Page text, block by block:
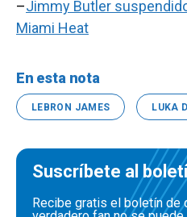
–Jimmy Butler
Miami Heat
En esta nota
LEBRON JAMES LUKA
Suscríbete al
Recibe gratis el boletín de